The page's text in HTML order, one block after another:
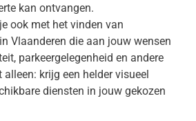
kan ontvangen.
ook met het vinden van
Vlaanderen die aan jouw wensen
parkeergelegenheid en andere
krijg een helder visueel
diensten in jouw gekozen